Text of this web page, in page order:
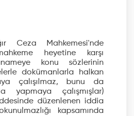
Ceza Mahkemesi'nde
heyetine karşı
konu sözlerinin
dokümanlarla halkan
çalışılmaz, bunu da
yapmaya çalışmışlar)
düzenlenen iddia
kapsamında